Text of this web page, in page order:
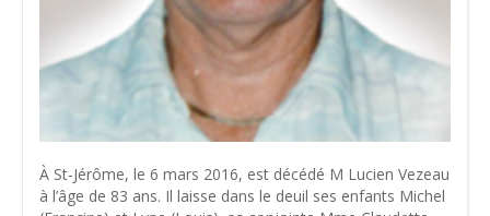
À St-Jérôme, le 6 mars 2016, est décédé M Lucien Vezeau
à l’âge de 83 ans. Il laisse dans le deuil ses enfants Michel